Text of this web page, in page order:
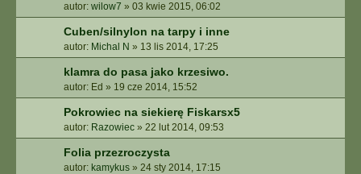
autor: wilow7 » 03 kwie 2015, 06:02
Cuben/silnylon na tarpy i inne
autor: Michal N » 13 lis 2014, 17:25
klamra do pasa jako krzesiwo.
autor: Ed » 19 cze 2014, 15:52
Pokrowiec na siekierę Fiskarsx5
autor: Razowiec » 22 lut 2014, 09:53
Folia przezroczysta
autor: kamykus » 24 sty 2014, 17:15